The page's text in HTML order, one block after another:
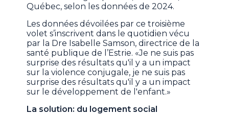
Québec, selon les données de 2024.
Les données dévoilées par ce troisième
volet s’inscrivent dans le quotidien vécu
par la Dre Isabelle Samson, directrice de la
santé publique de l’Estrie. «Je ne suis pas
surprise des résultats qu'il y a un impact
sur la violence conjugale, je ne suis pas
surprise des résultats qu'il y a un impact
sur le développement de l'enfant.»
La solution: du logement social